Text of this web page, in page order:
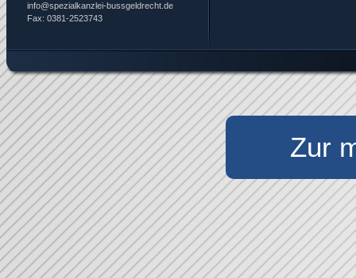
info@spezialkanzlei-bussgeldrecht.de
Fax: 0381-2523743
Zur